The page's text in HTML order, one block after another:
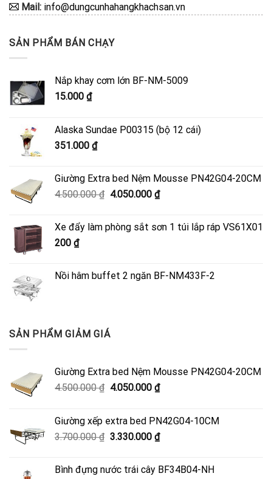
Mail: info@dungcunhahangkhachsan.vn
SẢN PHẨM BÁN CHẠY
Nắp khay cơm lớn BF-NM-5009
15.000 ₫
Alaska Sundae P00315 (bộ 12 cái)
351.000 ₫
Giường Extra bed Nệm Mousse PN42G04-20CM
4.500.000₫ Giá
4.500.000 ₫.
4.050.000 ₫Giá
là:
Xe đẩy làm phòng sắt sơn 1 túi lắp ráp VS61X01
200 ₫
Nồi hâm buffet 2 ngăn BF-NM433F-2
SẢN PHẨM GIẢM GIÁ
Giường Extra bed Nệm Mousse PN42G04-20CM
4.500.000₫ Giá
4.500.000 ₫.
4.050.000 ₫Giá
là:
4.050.000 ₫.
Giường xếp extra bed PN42G04-10CM
3.700.000₫ Giá
3.700.000 ₫.
3.330.000 ₫Giá
là:
Bình đựng nước trái cây BF34B04-NH